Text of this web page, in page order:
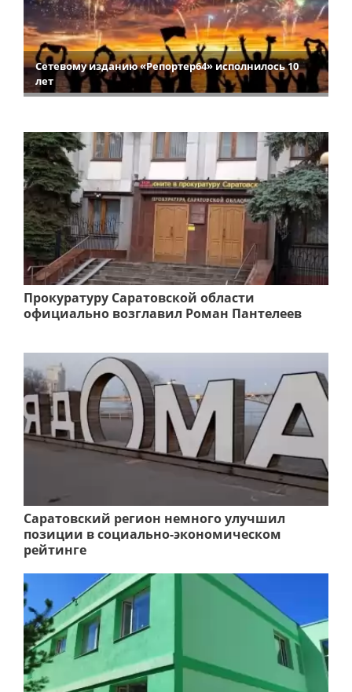
Сетевому изданию «Репортер64» исполнилось 10
лет
Прокуратуру Саратовской области
официально возглавил Роман Пантелеев
Саратовский регион немного улучшил
позиции в социально-экономическом
рейтинге